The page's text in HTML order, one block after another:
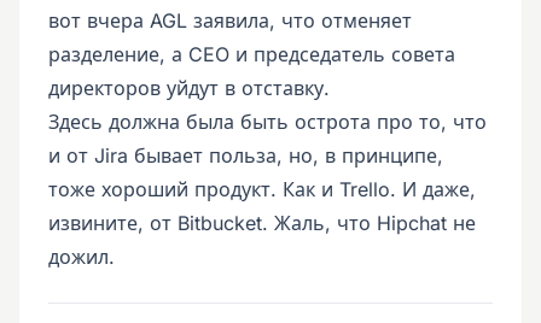
вот вчера AGL заявила, что отменяет
разделение, а CEO и председатель совета
директоров уйдут в отставку.
Здесь должна была быть острота про то, что
и от Jira бывает польза, но, в принципе,
тоже хороший продукт. Как и Trello. И даже,
извините, от Bitbucket. Жаль, что Hipchat не
дожил.